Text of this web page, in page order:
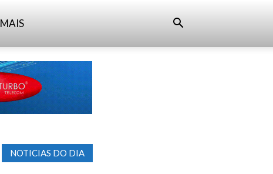
MAIS
NOTICIAS DO DIA